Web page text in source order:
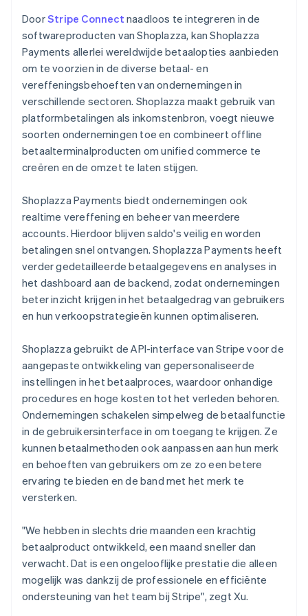
DoorStripe Connect naadloos te integreren in de
softwareproducten van Shoplazza, kan Shoplazza
Payments allerlei wereldwijde betaalopties aanbieden
om te voorzien in de diverse betaal- en
vereffeningsbehoeften van ondernemingen in
verschillende sectoren. Shoplazza maakt gebruik van
platformbetalingen als inkomstenbron, voegt nieuwe
soorten ondernemingen toe en combineert offline
betaalterminalproducten om unified commerce te
creëren en de omzet te laten stijgen.
Shoplazza Payments biedt ondernemingen ook
realtime vereffening en beheer van meerdere
accounts. Hierdoor blijven saldo's veilig en worden
betalingen snel ontvangen. Shoplazza Payments heeft
verder gedetailleerde betaalgegevens en analyses in
het dashboard aan de backend, zodat ondernemingen
beter inzicht krijgen in het betaalgedrag van gebruikers
en hun verkoopstrategieën kunnen optimaliseren.
Shoplazza gebruikt de API-interface van Stripe voor de
aangepaste ontwikkeling van gepersonaliseerde
instellingen in het betaalproces, waardoor onhandige
procedures en hoge kosten tot het verleden behoren.
Ondernemingen schakelen simpelweg de betaalfunctie
in de gebruikersinterface in om toegang te krijgen. Ze
kunnen betaalmethoden ook aanpassen aan hun merk
en behoeften van gebruikers om ze zo een betere
ervaring te bieden en de band met het merk te
versterken.
"We hebben in slechts drie maanden een krachtig
betaalproduct ontwikkeld, een maand sneller dan
verwacht. Dat is een ongelooflijke prestatie die alleen
mogelijk was dankzij de professionele en efficiënte
ondersteuning van het team bij Stripe", zegt Xu.